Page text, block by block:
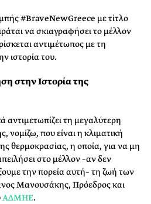
#BraveNewGreece με τίτλο
να σκιαγραφήσει το μέλλον
αντιμέτωπος με τη
ιστορία του.
στην Ιστορία της
τη μεγαλύτερη
νομίζω, που είναι η κλιματική
θερμοκρασίας, η οποία, για να μη
στο μέλλον –αν δεν
την πορεία αυτή– τη ζωή των
Μανουσάκης, Πρόεδρος και
ΑΔΜΗΕ.